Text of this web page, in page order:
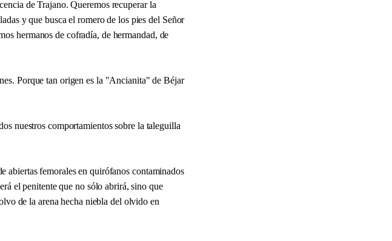
de Trajano. Queremos recuperar la
y que busca el romero de los pies del Señor
hermanos de cofradía, de hermandad, de
Porque tan origen es la "Ancianita" de Béjar
nuestros comportamientos sobre la taleguilla
abiertas femorales en quirófanos contaminados
el penitente que no sólo abrirá, sino que
de la arena hecha niebla del olvido en